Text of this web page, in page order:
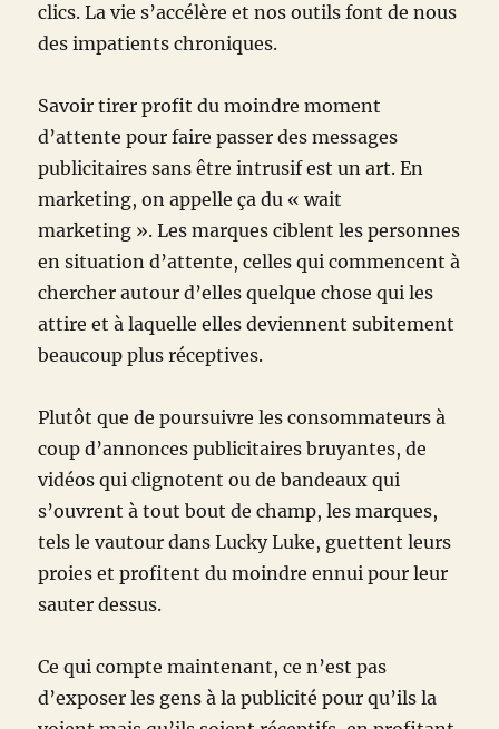
clics. La vie s’accélère et nos outils font de nous
des impatients chroniques.
Savoir tirer profit du moindre moment
d’attente pour faire passer des messages
publicitaires sans être intrusif est un art. En
marketing, on appelle ça du « wait
marketing ». Les marques ciblent les personnes
en situation d’attente, celles qui commencent à
chercher autour d’elles quelque chose qui les
attire et à laquelle elles deviennent subitement
beaucoup plus réceptives.
Plutôt que de poursuivre les consommateurs à
coup d’annonces publicitaires bruyantes, de
vidéos qui clignotent ou de bandeaux qui
s’ouvrent à tout bout de champ, les marques,
tels le vautour dans Lucky Luke, guettent leurs
proies et profitent du moindre ennui pour leur
sauter dessus.
Ce qui compte maintenant, ce n’est pas
d’exposer les gens à la publicité pour qu’ils la